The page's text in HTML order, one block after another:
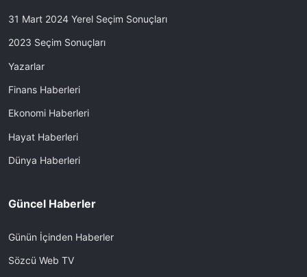
31 Mart 2024 Yerel Seçim Sonuçları
2023 Seçim Sonuçları
Yazarlar
Finans Haberleri
Ekonomi Haberleri
Hayat Haberleri
Dünya Haberleri
Güncel Haberler
Günün İçinden Haberler
Sözcü Web TV